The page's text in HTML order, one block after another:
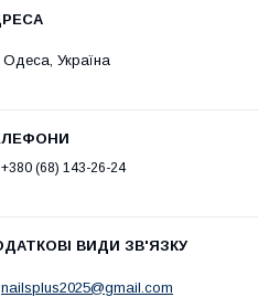
Одеса, Україна
+380 (68) 143-26-24
nailsplus2025@gmail.com